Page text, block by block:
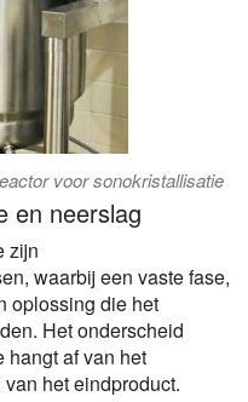
voor sonokristallisatie
en neerslag
zijn
waarbij een vaste fase,
oplossing die het
Het onderscheid
hangt af van het
het eindproduct.